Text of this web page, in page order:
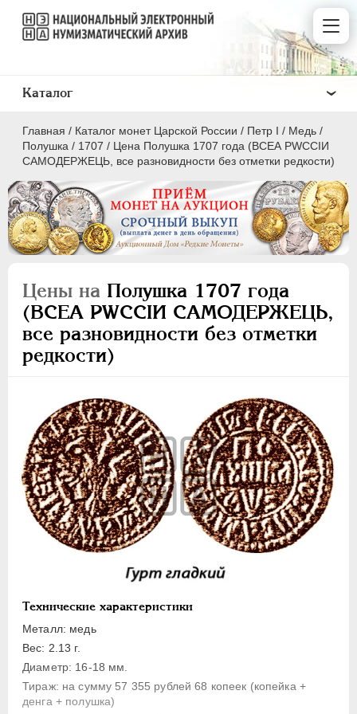
Главная / Каталог монет Царской России / Пeтр I / Медь /
Полушка / 1707 / Цена Полушка 1707 года (ВСЕА РWCСIИ
САМОДЕРЖЕЦЬ, все разновидности без отметки редкости)
Цены на Полушка 1707 года
(ВСЕА РWCСIИ САМОДЕРЖЕЦЬ,
все разновидности без отметки
редкости)
Технические характеристики
Металл: медь
Вес: 2.13 г.
Диаметр: 16-18 мм.
Тираж: на сумму 57 355 рублей 68 копеек (копейка +
денга + полушка)
Каталог
ПEТР I 1699 - 1725
Серебро
Медь
5 копеек
1 копейка
Полушка
Полполушки
Пробные
Для Речи Посполитой
Монетовидные жетоны
ЕКАТЕРИНА I 1725-1727
1727-1729
АННА ИОАННОВНА 1730-1740
ИОАНН АНТОНОВИЧ 1740-1741
ЕЛИЗАВЕТА
ПЕТР III 1762-1762
ЕКАТЕРИНА II 1762-1796
ПАВЕЛ I 1796-1801